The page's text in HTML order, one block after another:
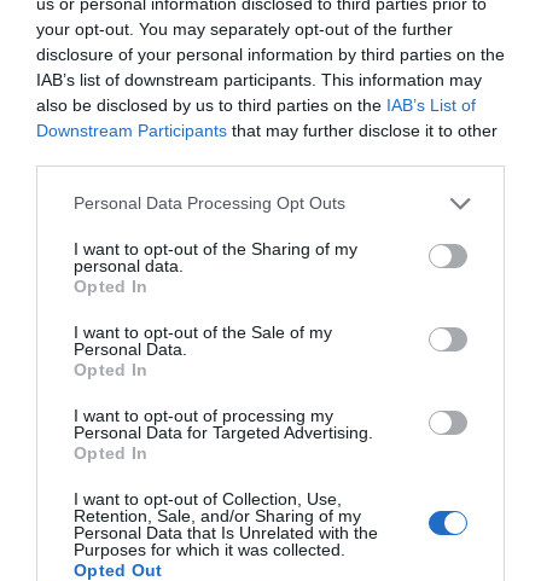
your opt-out. You may separately opt-out of the further
disclosure of your personal information by third parties on the
IAB’s list of downstream participants. This information may
also be disclosed by us to third parties on the IAB’s List of
Downstream Participants that may further disclose it to other
Personal Data Processing Opt Outs
I want to opt-out of the Sharing of my
personal data.
Opted In
I want to opt-out of the Sale of my
Personal Data.
Opted In
I want to opt-out of processing my
Personal Data for Targeted Advertising.
Opted In
I want to opt-out of Collection, Use,
Retention, Sale, and/or Sharing of my
Personal Data that Is Unrelated with the
Purposes for which it was collected.
Opted Out
ΔΕΊΤΕ ΕΠΊΣΗΣ...